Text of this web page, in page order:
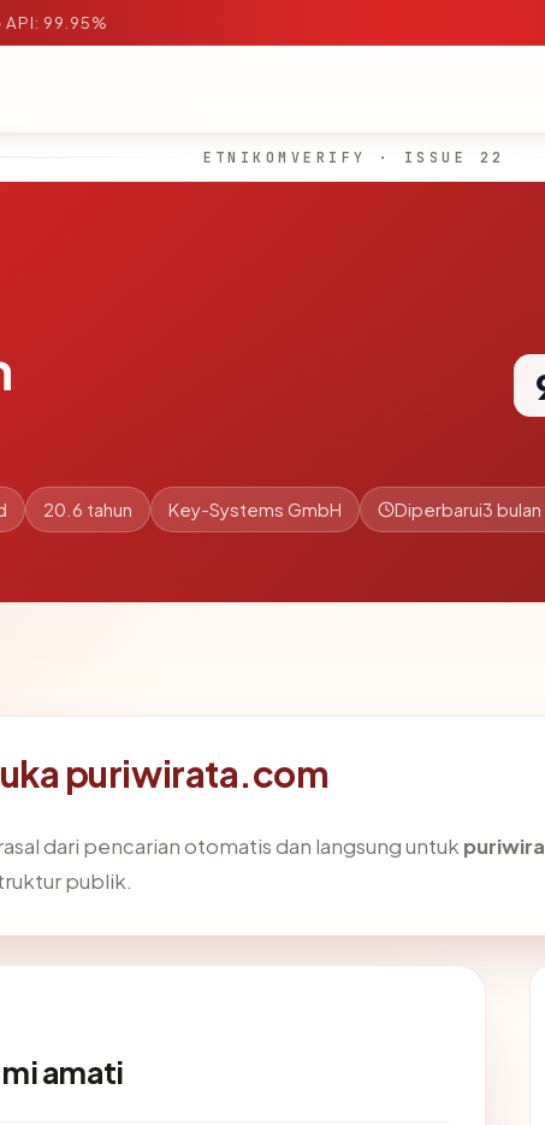
API: 99.95%
ETNIKOMVERIFY · ISSUE 22
20.6 tahun Key-Systems GmbH Diperbarui3 bulan
puriwirata.com
dari pencarian otomatis dan langsung untuk
publik.
amati